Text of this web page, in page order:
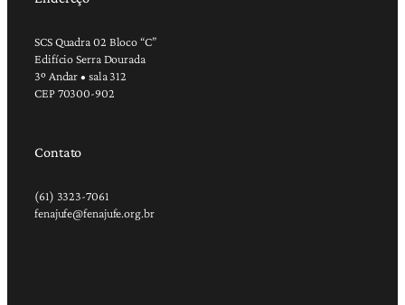
SCS Quadra 02 Bloco “C”
Edifício Serra Dourada
3º Andar • sala 312
CEP 70300-902
Contato
(61) 3323-7061
fenajufe@fenajufe.org.br